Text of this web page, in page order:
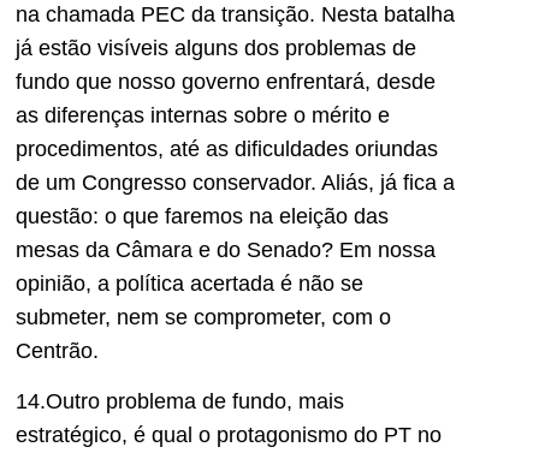
na chamada PEC da transição. Nesta batalha
já estão visíveis alguns dos problemas de
fundo que nosso governo enfrentará, desde
as diferenças internas sobre o mérito e
procedimentos, até as dificuldades oriundas
de um Congresso conservador. Aliás, já fica a
questão: o que faremos na eleição das
mesas da Câmara e do Senado? Em nossa
opinião, a política acertada é não se
submeter, nem se comprometer, com o
Centrão.
14.Outro problema de fundo, mais
estratégico, é qual o protagonismo do PT no